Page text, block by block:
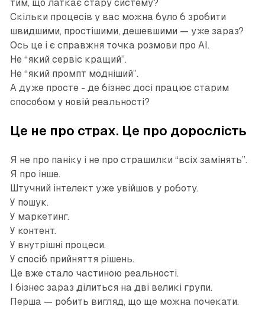
тим, що латкає стару систему?
Скільки процесів у вас можна було б зробити
швидшими, простішими, дешевшими — уже зараз?
Ось це і є справжня точка розмови про AI.
Не “який сервіс кращий”.
Не “який промпт модніший”.
А дуже просте - де бізнес досі працює старим
способом у новій реальності?
Це не про страх. Це про дорослість
Я не про паніку і не про страшилки “всіх замінять”.
Я про інше.
Штучний інтелект уже увійшов у роботу.
У пошук.
У маркетинг.
У контент.
У внутрішні процеси.
У спосіб прийняття рішень.
Це вже стало частиною реальності.
І бізнес зараз ділиться на дві великі групи.
Перша — робить вигляд, що ще можна почекати.